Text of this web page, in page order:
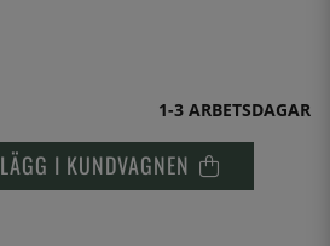
1-3 ARBETSDAGAR
LÄGG I KUNDVAGNEN